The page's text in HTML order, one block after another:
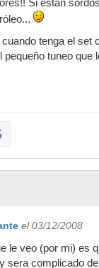
Si están
tenga el set
pequeño tuneo que
el 03/12/2008
le veo (por mi) es
sera complicado